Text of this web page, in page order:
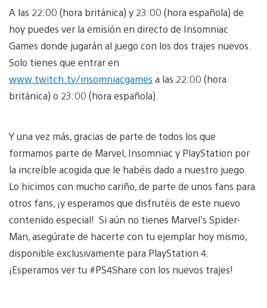
A las 22:00 (hora británica) y 23:00 (hora española) de
hoy puedes ver la emisión en directo de Insomniac
Games donde jugarán al juego con los dos trajes nuevos.
Solo tienes que entrar en
www.twitch.tv/insomniacgames a las 22:00 (hora
británica) o 23:00 (hora española).
Y una vez más, gracias de parte de todos los que
formamos parte de Marvel, Insomniac y PlayStation por
la increíble acogida que le habéis dado a nuestro juego.
Lo hicimos con mucho cariño, de parte de unos fans para
otros fans, ¡y esperamos que disfrutéis de este nuevo
contenido especial! Si aún no tienes Marvel’s Spider-
Man, asegúrate de hacerte con tu ejemplar hoy mismo,
disponible exclusivamente para PlayStation 4.
¡Esperamos ver tu #PS4Share con los nuevos trajes!